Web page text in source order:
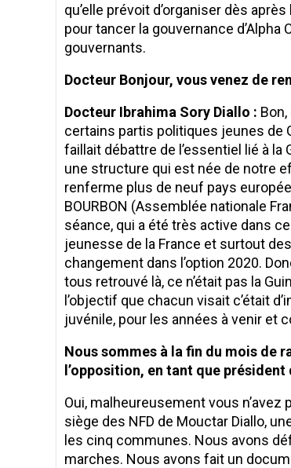
qu’elle prévoit d’organiser dès
pour tancer la gouvernance
gouvernants.
Docteur Bonjour, vous venez de
Docteur Ibrahima Sory Diallo :
certains partis politiques jeunes de
faillait débattre de l’essentiel lié à la
une structure qui est née de notre
renferme plus de neuf pays
BOURBON (Assemblée nationale
séance, qui a été très active dans
jeunesse de la France et surtout
changement dans l’option 2020.
tous retrouvé là, ce n’était pas la
l’objectif que chacun visait c’était
juvénile, pour les années à venir et
Nous sommes à la fin du mois de
l’opposition, en tant que
Oui, malheureusement vous
siège des NFD de Mouctar Diallo,
les cinq communes. Nous avons
marches. Nous avons fait un